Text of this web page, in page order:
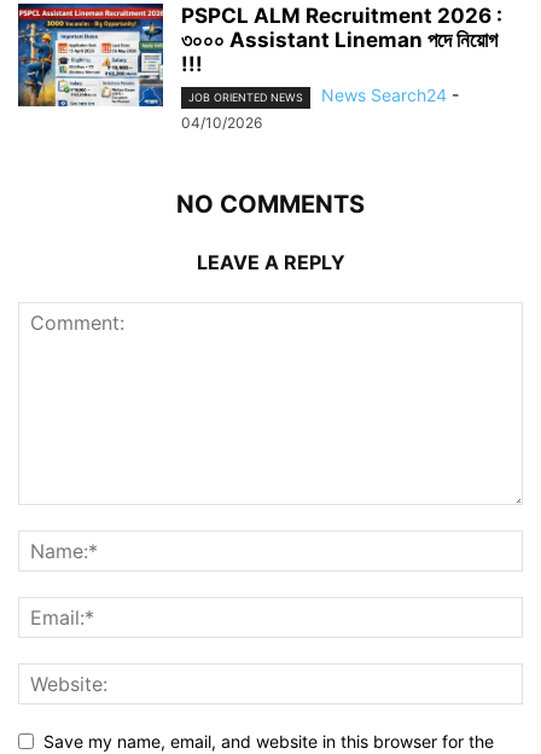
PSPCL ALM Recruitment 2026 :
৩০০০ Assistant Lineman পদে নিয়োগ
!!!
JOB ORIENTED NEWS News Search24 -
04/10/2026
NO COMMENTS
LEAVE A REPLY
Save my name, email, and website in this browser for the